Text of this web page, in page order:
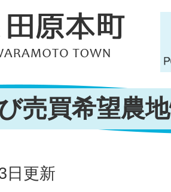
売買希望農
日更新